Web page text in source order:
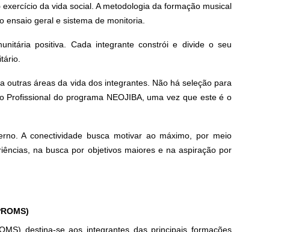
da vida social. A metodologia da formação musical
geral e sistema de monitoria.
positiva. Cada integrante constrói e divide o seu
outras áreas da vida dos integrantes. Não há seleção para
do programa NEOJIBA, uma vez que este é o
A conectividade busca motivar ao máximo, por meio
na busca por objetivos maiores e na aspiração por
destina-se aos integrantes das principais formações